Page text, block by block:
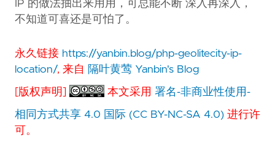
IP 的做法抽出来用用，可总能不断 深入再深入，
不知道可喜还是可怕了。
永久链接 https://yanbin.blog/php-geolitecity-ip-
location/, 来自 隔叶黄莺 Yanbin's Blog
[版权声明] 本文采用署名-非商业性使用-
相同方式共享 4.0 国际 (CC BY-NC-SA 4.0) 进行许
可。